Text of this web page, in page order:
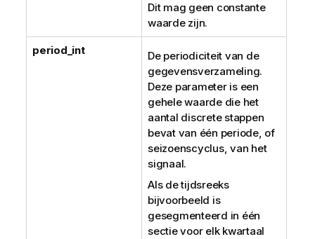
Dit mag geen constante
waarde zijn.
period_int
De periodiciteit van de
gegevensverzameling.
Deze parameter is een
gehele waarde die het
aantal discrete stappen
bevat van één periode, of
seizoenscyclus, van het
signaal.
Als de tijdsreeks
bijvoorbeeld is
gesegmenteerd in één
sectie voor elk kwartaal